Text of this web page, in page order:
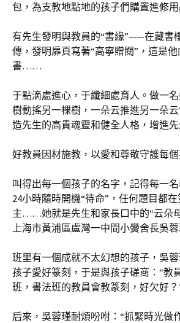
包，為支教地點地的孩子們購置進修用
有先生發明與教員的“書緣”——在藏書
傳，發明扉頁寫著“高寧贈閱”，這是
書……
于點滴處進心，于纖細處育人。做一
樹動搖另一棵樹，一朵云推進另一朵
造先生的高貴魂靈和健全人格，增進先
好教員因材施教，以愛和尊敬守護每個
叫得出每一個孩子的名字，記得每一
24小時隨時開機“待命”，任何題目都
主……她就是先生和家長口中的“云朵母
上海市黃浦區盧灣一中間小黌舍長吳蓉
班里有一個成就不太幻想的孩子，吳
孩子愛好篆刻，于是與孩子磋商：“教
班，書法班的教員會教篆刻，好欠好？
后來，吳蓉瑾耐煩吩咐：“抓緊時光做